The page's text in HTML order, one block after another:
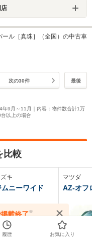
ール［真珠］（全国）の中古車
次の30件 最後
9月～11月｜内容：物件数合計1万
以上の場合
比較
キ
ムニーワイド
マツダ
AZ-オフ
載終了※
ださい
履歴 お気に入り